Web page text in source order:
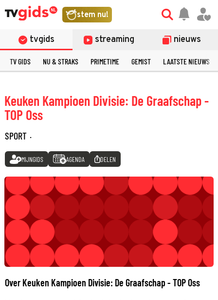
stem nu!
tvgids streaming nieuws
TV GIDS NU & STRAKS PRIMETIME GEMIST LAATSTE NIEUWS
Keuken Kampioen Divisie: De Graafschap -
TOP Oss
SPORT ·
MIJNGIDS AGENDA DELEN
Over Keuken Kampioen Divisie: De Graafschap - TOP Oss